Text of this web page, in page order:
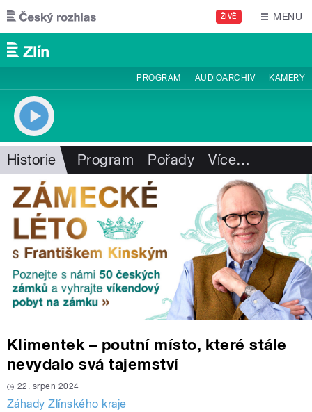
Přejít k hlavnímu obsahu
ŽIVĚ MENU
PROGRAM AUDIOARCHIV KAMERY
Historie Program Pořady Více…
Klimentek – poutní místo, které stále
nevydalo svá tajemství
22. srpen 2024
Záhady Zlínského kraje